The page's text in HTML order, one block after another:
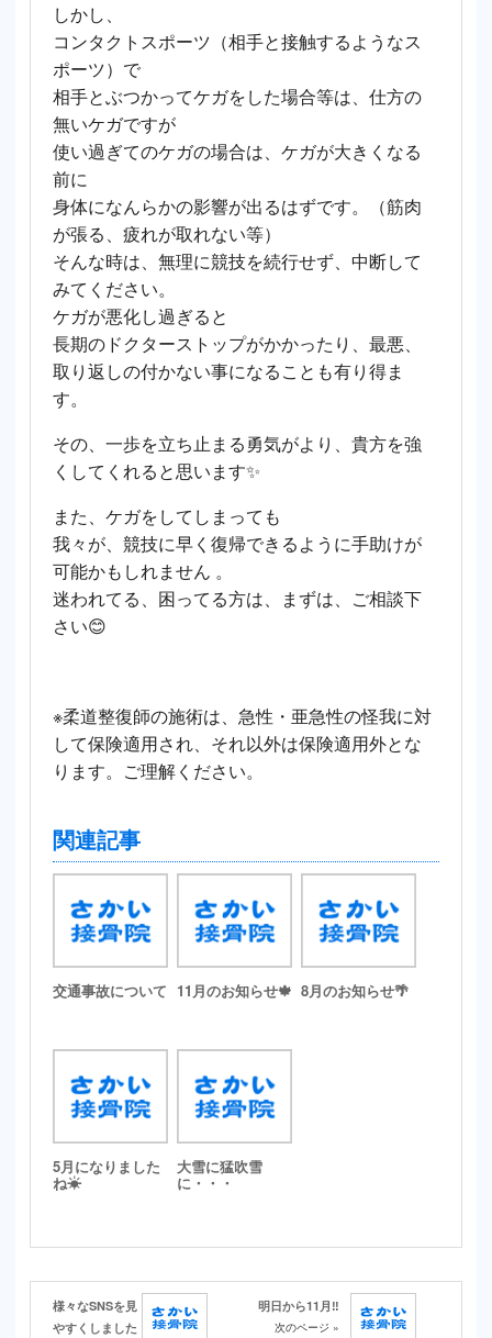
しかし、
コンタクトスポーツ（相手と接触するようなス
ポーツ）で
相手とぶつかってケガをした場合等は、仕方の
無いケガですが
使い過ぎてのケガの場合は、ケガが大きくなる
前に
身体になんらかの影響が出るはずです。（筋肉
が張る、疲れが取れない等）
そんな時は、無理に競技を続行せず、中断して
みてください。
ケガが悪化し過ぎると
長期のドクターストップがかかったり、最悪、
取り返しの付かない事になることも有り得ま
す。
その、一歩を立ち止まる勇気がより、貴方を強
くしてくれると思います✨
また、ケガをしてしまっても
我々が、競技に早く復帰できるように手助けが
可能かもしれません 。
迷われてる、困ってる方は、まずは、ご相談下
さい😊
※柔道整復師の施術は、急性・亜急性の怪我に対
して保険適用され、それ以外は保険適用外とな
ります。ご理解ください。
関連記事
交通事故について 11月のお知らせ🍁 8月のお知らせ🌴
5月になりました
ね☀
大雪に猛吹雪
に・・・
様々なSNSを見
やすくしました
明日から11月‼️
次のページ »